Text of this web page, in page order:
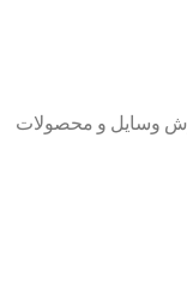
وسایل و محصولات